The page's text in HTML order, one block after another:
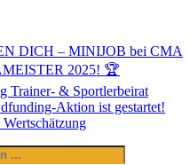
DICH – MINIJOB bei CMA
2025! 🏆
Trainer- & Sportlerbeirat
Aktion ist gestartet!